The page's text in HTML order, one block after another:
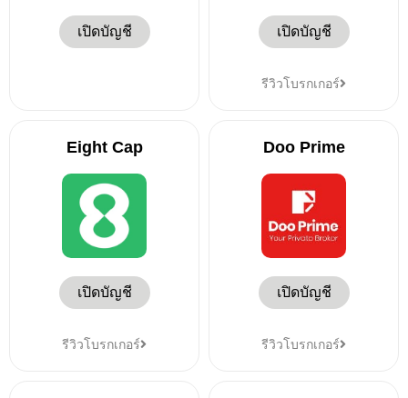
เปิดบัญชี เปิดบัญชี
รีวิวโบรกเกอร์
Eight Cap
เปิดบัญชี
รีวิวโบรกเกอร์
Doo Prime
เปิดบัญชี
รีวิวโบรกเกอร์